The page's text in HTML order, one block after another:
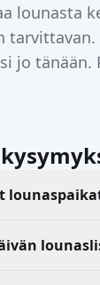
lounasta
tarvittavan.
jo